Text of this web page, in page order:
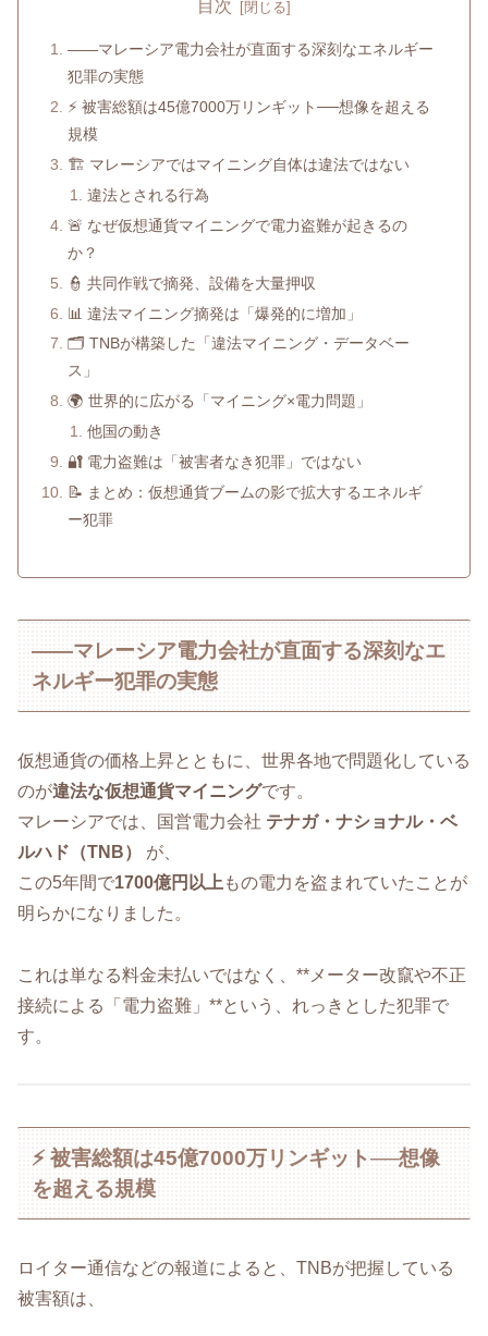
目次
――マレーシア電力会社が直面する深刻なエネルギー
犯罪の実態
⚡ 被害総額は45億7000万リンギット──想像を超える
規模
🏗️ マレーシアではマイニング自体は違法ではない
違法とされる行為
🚨 なぜ仮想通貨マイニングで電力盗難が起きるの
か？
👮 共同作戦で摘発、設備を大量押収
📊 違法マイニング摘発は「爆発的に増加」
🗂️ TNBが構築した「違法マイニング・データベー
ス」
🌍 世界的に広がる「マイニング×電力問題」
他国の動き
🔐 電力盗難は「被害者なき犯罪」ではない
📝 まとめ：仮想通貨ブームの影で拡大するエネルギ
ー犯罪
――マレーシア電力会社が直面する深刻なエ
ネルギー犯罪の実態
仮想通貨の価格上昇とともに、世界各地で問題化している
のが違法な仮想通貨マイニングです。
マレーシアでは、国営電力会社 テナガ・ナショナル・ベ
ルハド（TNB）
が、
この5年間で1700億円以上 もの電力を盗まれていたことが
明らかになりました。
これは単なる料金未払いではなく、**メーター改竄や不正
接続による「電力盗難」**という、れっきとした犯罪で
す。
⚡ 被害総額は45億7000万リンギット──想像
を超える規模
ロイター通信などの報道によると、TNBが把握している
被害額は、